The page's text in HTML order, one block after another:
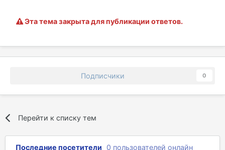
Эта тема закрыта для публикации ответов.
Подписчики 0
Перейти к списку тем
Последние посетители 0 пользователей онлайн